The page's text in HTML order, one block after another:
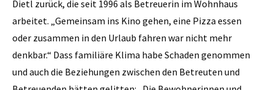
Dietl zurück, die seit 1996 als Betreuerin im Wohnhaus
arbeitet. „Gemeinsam ins Kino gehen, eine Pizza essen
oder zusammen in den Urlaub fahren war nicht mehr
denkbar.“ Dass familiäre Klima habe Schaden genommen
und auch die Beziehungen zwischen den Betreuten und